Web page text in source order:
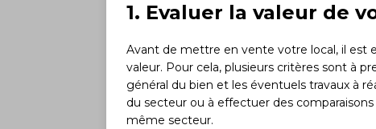
1. Evaluer la valeur de
Avant de mettre en vente votre local, il est
valeur. Pour cela, plusieurs critères sont à
général du bien et les éventuels travaux à
du secteur ou à effectuer des
même secteur.